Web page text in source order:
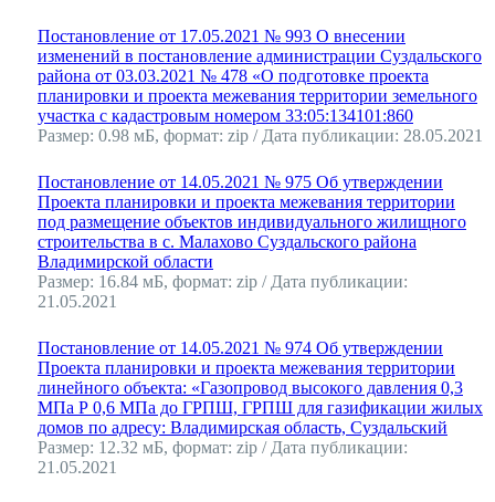
Постановление от 17.05.2021 № 993 О внесении
изменений в постановление администрации Суздальского
района от 03.03.2021 № 478 «О подготовке проекта
планировки и проекта межевания территории земельного
участка с кадастровым номером 33:05:134101:860
Размер: 0.98 мБ, формат: zip / Дата публикации: 28.05.2021
Постановление от 14.05.2021 № 975 Об утверждении
Проекта планировки и проекта межевания территории
под размещение объектов индивидуального жилищного
строительства в с. Малахово Суздальского района
Владимирской области
Размер: 16.84 мБ, формат: zip / Дата публикации:
21.05.2021
Постановление от 14.05.2021 № 974 Об утверждении
Проекта планировки и проекта межевания территории
линейного объекта: «Газопровод высокого давления 0,3
МПа Р 0,6 МПа до ГРПШ, ГРПШ для газификации жилых
домов по адресу: Владимирская область, Суздальский
Размер: 12.32 мБ, формат: zip / Дата публикации:
21.05.2021